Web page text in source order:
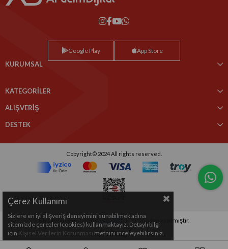
Google Play App Store
KURUMSAL
KATEGORİLER
ALIŞVERİŞ
DESTEK
Copyright© 2024 All rights reserved.
Bu sitenin kurulumu Keyo Digital tarafından yapılmıştır.
Çerez Kullanımı
Sizlere en iyi alışveriş deneyimini sunabilmek adına
sitemizde çerezler(cookies) kullanmaktayız. Detaylı bilgi
için Kişisel Verilerin Korunması metnini inceleyebilirsiniz.